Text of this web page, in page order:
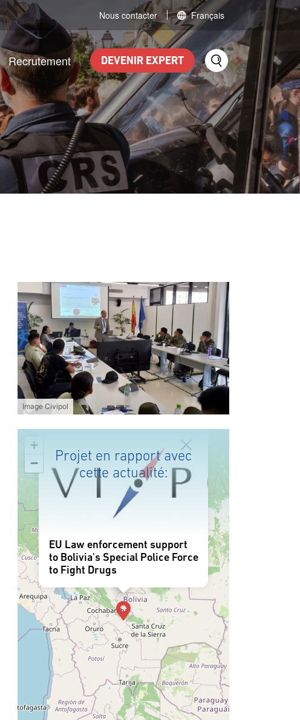
Nous contacter Français
Recrutement DEVENIR EXPERT
Image Civipol
Projet en rapport avec
cette actualité:
EU Law enforcement support
to Bolivia's Special Police Force
to Fight Drugs
+
−